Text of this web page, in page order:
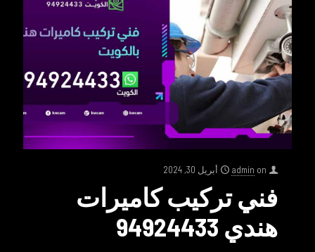
admin on أبريل 30, 2024
فني تركيب كاميرات
هندي 94924433